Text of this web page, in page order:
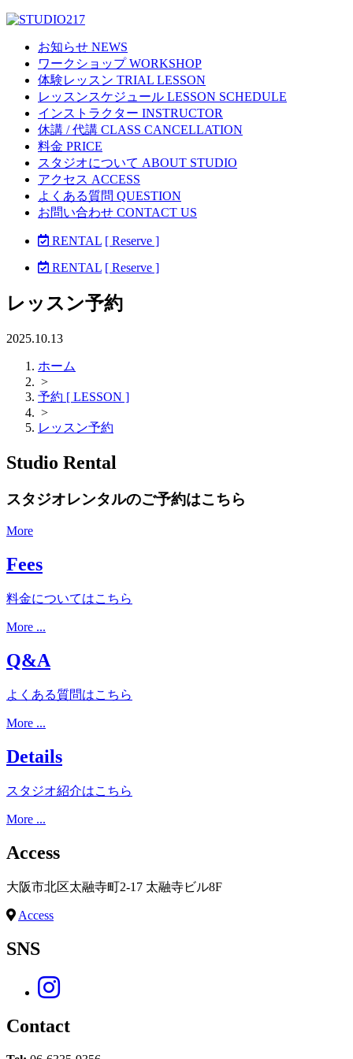
お知らせ NEWS
ワークショップ WORKSHOP
体験レッスン TRIAL LESSON
レッスンスケジュール LESSON SCHEDULE
インストラクター INSTRUCTOR
休講 / 代講 CLASS CANCELLATION
料金 PRICE
スタジオについて ABOUT STUDIO
アクセス ACCESS
よくある質問 QUESTION
お問い合わせ CONTACT US
RENTAL [ Reserve ]
RENTAL [ Reserve ]
レッスン予約
2025.10.13
ホーム
>
予約 [ LESSON ]
>
レッスン予約
Studio Rental
スタジオレンタルのご予約はこちら
More
Fees
料金についてはこちら
More ...
Q&A
よくある質問はこちら
More ...
Details
スタジオ紹介はこちら
More ...
Access
大阪市北区太融寺町2-17 太融寺ビル8F
Access
SNS
Contact